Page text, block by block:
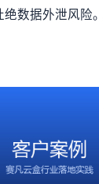
数据外泄风险。